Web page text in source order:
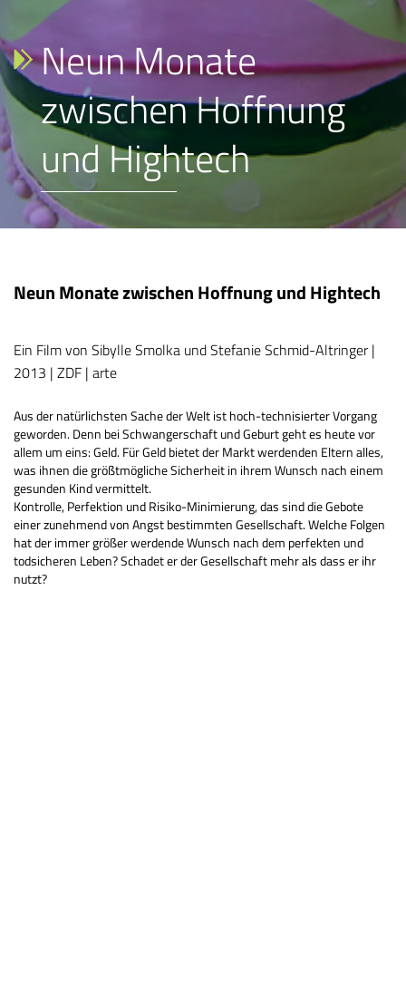
Neun Monate
zwischen Hoffnung
und Hightech
Neun Monate zwischen Hoffnung und Hightech
Ein Film von Sibylle Smolka und Stefanie Schmid-Altringer |
2013 | ZDF | arte
Aus der natürlichsten Sache der Welt ist hoch-technisierter Vorgang
geworden. Denn bei Schwangerschaft und Geburt geht es heute vor
allem um eins: Geld. Für Geld bietet der Markt werdenden Eltern alles,
was ihnen die größtmögliche Sicherheit in ihrem Wunsch nach einem
gesunden Kind vermittelt.
Kontrolle, Perfektion und Risiko-Minimierung, das sind die Gebote
einer zunehmend von Angst bestimmten Gesellschaft. Welche Folgen
hat der immer größer werdende Wunsch nach dem perfekten und
todsicheren Leben? Schadet er der Gesellschaft mehr als dass er ihr
nutzt?